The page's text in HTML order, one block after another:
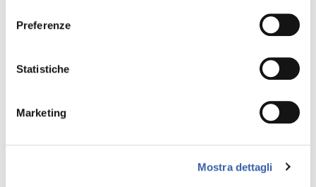
Preferenze
Statistiche
Marketing
Mostra dettagli